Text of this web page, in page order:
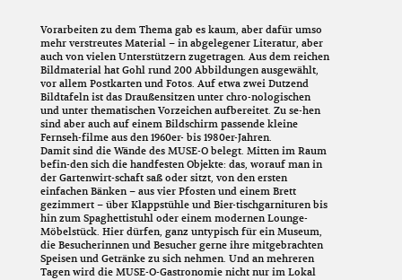
Vorarbeiten zu dem Thema gab es kaum, aber dafür umso
mehr verstreutes Material – in abgelegener Literatur, aber
auch von vielen Unterstützern zugetragen. Aus dem reichen
Bildmaterial hat Gohl rund 200 Abbildungen ausgewählt,
vor allem Postkarten und Fotos. Auf etwa zwei Dutzend
Bildtafeln ist das Draußensitzen unter chro-nologischen
und unter thematischen Vorzeichen aufbereitet. Zu se-hen
sind aber auch auf einem Bildschirm passende kleine
Fernseh-filme aus den 1960er- bis 1980er-Jahren.
Damit sind die Wände des MUSE-O belegt. Mitten im Raum
befin-den sich die handfesten Objekte: das, worauf man in
der Gartenwirt-schaft saß oder sitzt, von den ersten
einfachen Bänken – aus vier Pfosten und einem Brett
gezimmert – über Klappstühle und Bier-tischgarnituren bis
hin zum Spaghettistuhl oder einem modernen Lounge-
Möbelstück. Hier dürfen, ganz untypisch für ein Museum,
die Besucherinnen und Besucher gerne ihre mitgebrachten
Speisen und Getränke zu sich nehmen. Und an mehreren
Tagen wird die MUSE-O-Gastronomie nicht nur im Lokal